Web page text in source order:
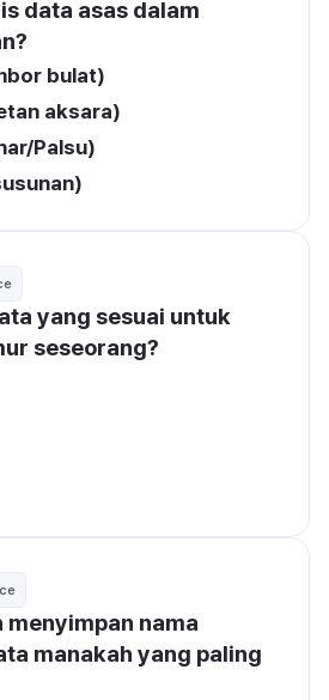
data asas dalam
bulat)
aksara)
Palsu)
yang sesuai untuk
seseorang?
menyimpan nama
manakah yang paling